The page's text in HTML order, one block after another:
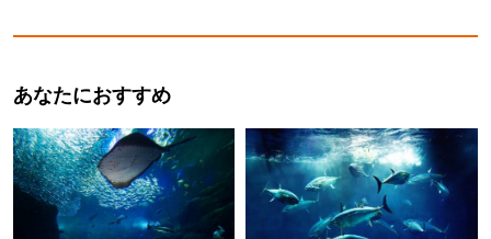
あなたにおすすめ